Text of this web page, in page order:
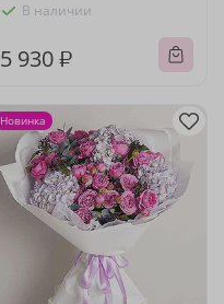
В наличии
5 930 ₽
Новинка